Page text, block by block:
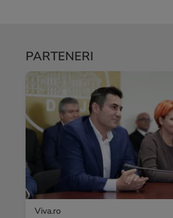
PARTENERI
Viva.ro